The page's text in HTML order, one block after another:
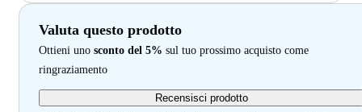
Valuta questo prodotto
Ottieni uno sconto del 5% sul tuo prossimo acquisto come
ringraziamento
Recensisci prodotto